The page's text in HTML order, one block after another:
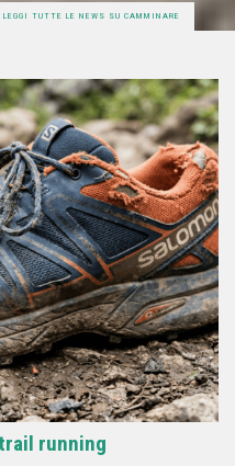
LEGGI TUTTE LE NEWS SU CAMMINARE
running